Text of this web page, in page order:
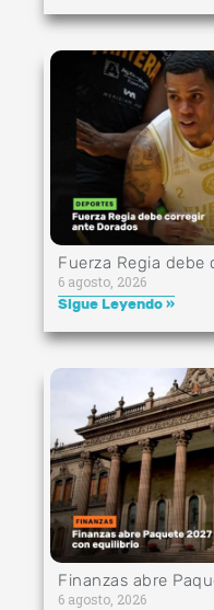
Fuerza Regia debe
6 agosto, 2026
Sigue Leyendo »
Finanzas abre
6 agosto, 2026